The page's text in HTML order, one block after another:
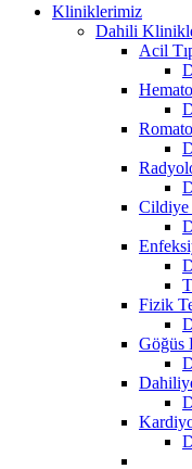
Kliniklerimiz
Dahili
Acil
Cildiye
Fizik
Göğüs